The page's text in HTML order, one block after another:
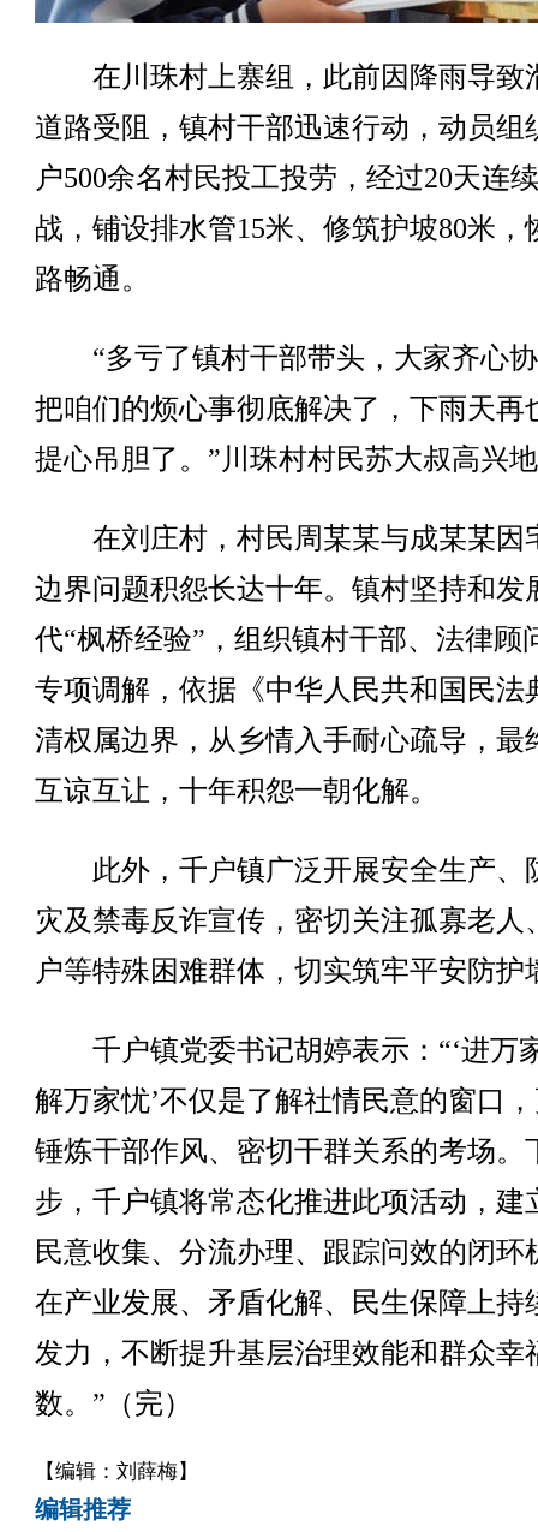
在川珠村上寨组，此前因降雨导致
道路受阻，镇村干部迅速行动，动员组
户500余名村民投工投劳，经过20天连
战，铺设排水管15米、修筑护坡80米，
路畅通。
“多亏了镇村干部带头，大家齐心
把咱们的烦心事彻底解决了，下雨天再
提心吊胆了。”川珠村村民苏大叔高兴
在刘庄村，村民周某某与成某某因
边界问题积怨长达十年。镇村坚持和发
代“枫桥经验”，组织镇村干部、法律顾
专项调解，依据《中华人民共和国民法
清权属边界，从乡情入手耐心疏导，最
互谅互让，十年积怨一朝化解。
此外，千户镇广泛开展安全生产、
灾及禁毒反诈宣传，密切关注孤寡老人
户等特殊困难群体，切实筑牢平安防护
千户镇党委书记胡婷表示：“‘进万
解万家忧’不仅是了解社情民意的窗口
锤炼干部作风、密切干群关系的考场。
步，千户镇将常态化推进此项活动，建
民意收集、分流办理、跟踪问效的闭环
在产业发展、矛盾化解、民生保障上持
发力，不断提升基层治理效能和群众幸
数。”（完）
【编辑：刘薛梅】
编辑推荐